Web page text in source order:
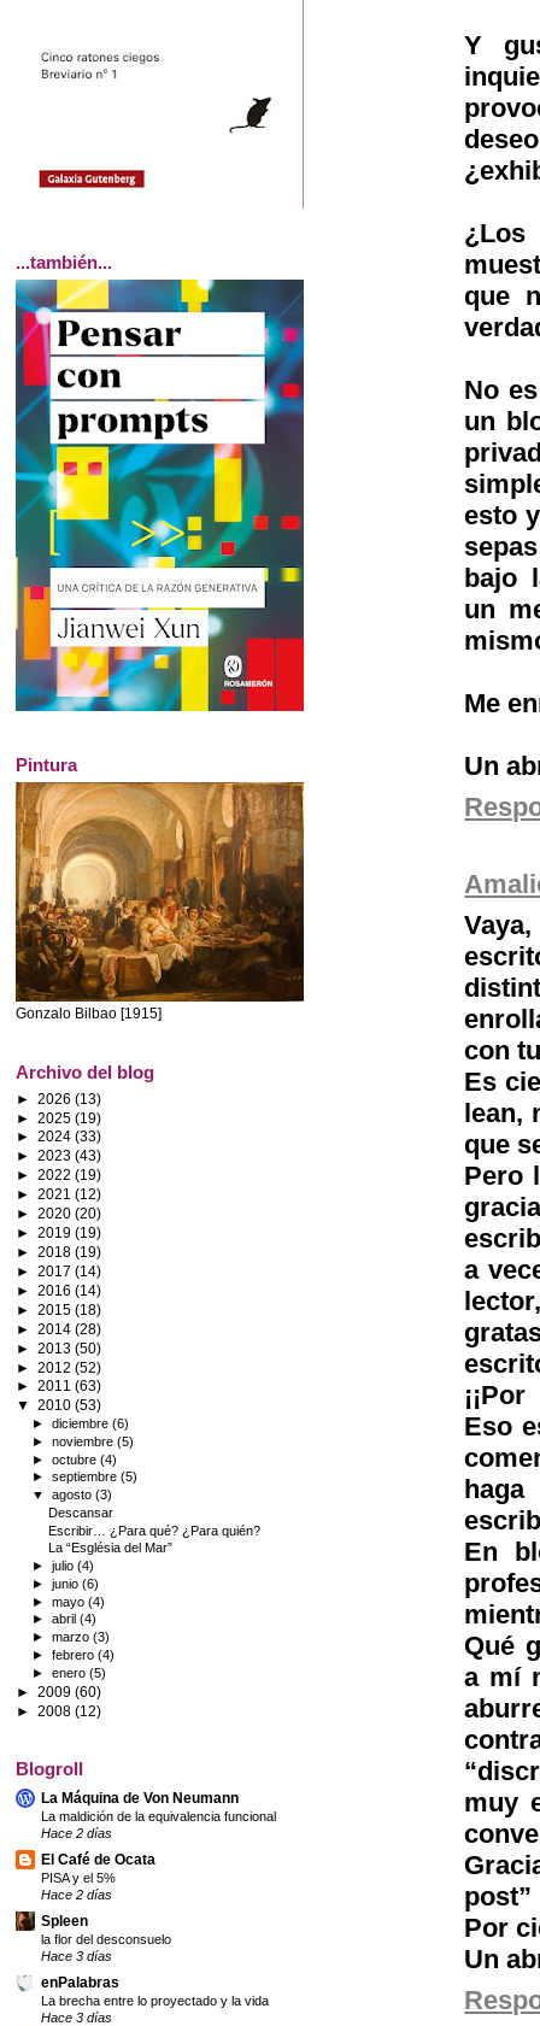
Y
¿Los
que
No
un
esto
bajo
un
Me
Un
con
Es
lean,
que
Pero
a
Eso
En
Qué
a mí
muy
post”
Por
Un
...también...
Pintura
Gonzalo Bilbao [1915]
Archivo del blog
► 2026 (13)
► 2025 (19)
► 2024 (33)
► 2023 (43)
► 2022 (19)
► 2021 (12)
► 2020 (20)
► 2019 (19)
► 2018 (19)
► 2017 (14)
► 2016 (14)
► 2015 (18)
► 2014 (28)
► 2013 (50)
► 2012 (52)
► 2011 (63)
▼ 2010 (53)
►diciembre(6)
►noviembre(5)
►octubre(4)
►septiembre(5)
▼agosto(3)
Descansar
Escribir… ¿Para qué? ¿Para quién?
La “Església del Mar”
►julio(4)
►junio(6)
►mayo(4)
►abril(4)
►marzo(3)
►febrero(4)
►enero(5)
► 2009 (60)
► 2008 (12)
Blogroll
La Máquina de Von Neumann
La maldición de la equivalencia funcional
Hace 2 días
El Café de Ocata
PISA y el 5%
Hace 2 días
Spleen
la flor del desconsuelo
Hace 3 días
enPalabras
La brecha entre lo proyectado y la vida
Hace 3 días